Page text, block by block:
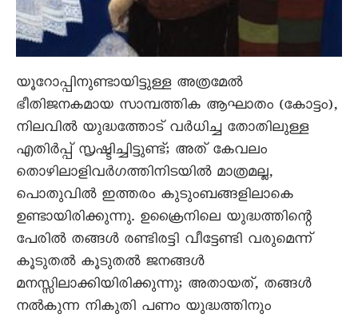
യൂറോപ്പിനുണ്ടായിട്ടുള്ള അത്രമേൽ
ഭീതിജനകമായ സാമ്പത്തിക ആഘാതം (കോട്ടം),
നിലവിൽ യുദ്ധത്തോട് വർധിച്ച തോതിലുള്ള
എതിർപ്പ് സൃഷ്ടിച്ചിട്ടുണ്ട്; അത് കേവലം
തൊഴിലാളിവർഗത്തിനിടയിൽ മാത്രമല്ല,
പൊതുവിൽ ഇത്തരം കുടുംബങ്ങളിലാകെ
ഉണ്ടായിരിക്കുന്നു. ഉക്രൈനിലെ യുദ്ധത്തിന്റെ
പേരിൽ തങ്ങൾ രണ്ടിരട്ടി വീട്ടേണ്ടി വരുമെന്ന്
കൂടുതൽ കൂടുതൽ ജനങ്ങൾ
മനസ്സിലാക്കിയിരിക്കുന്നു; അതായത്, തങ്ങൾ
നൽകുന്ന നികുതി പണം യുദ്ധത്തിനും